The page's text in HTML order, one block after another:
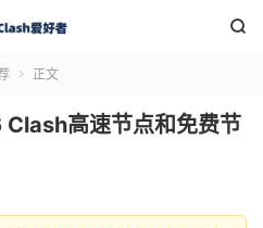

 正文
高速节点和免费节